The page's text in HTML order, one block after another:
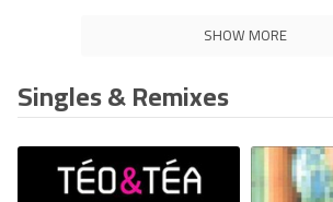
SHOW MORE
Singles & Remixes